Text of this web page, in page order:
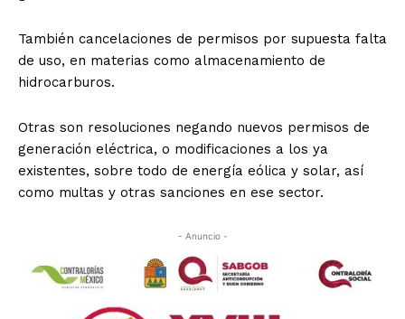
También cancelaciones de permisos por supuesta falta
de uso, en materias como almacenamiento de
hidrocarburos.
Otras son resoluciones negando nuevos permisos de
generación eléctrica, o modificaciones a los ya
existentes, sobre todo de energía eólica y solar, así
como multas y otras sanciones en ese sector.
- Anuncio -